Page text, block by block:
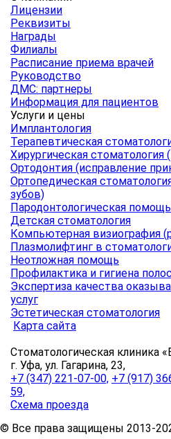
Лицензии
Реквизиты
Награды
Филиалы
Расписание приема врачей
Руководство
ДМС: партнеры
Информация для пациентов
Услуги и цены
Имплантология
Терапевтическая
Хирургическая
Ортодонтия (исправление
Ортопедическая
зубов)
Пародонтологическая
Детская стоматология
Компьютерная визиография
Плазмолифтинг в
Неотложная помощь
Профилактика и гигиена
Экспертиза качества
услуг
Эстетическая стоматология
Карта сайта
Стоматологическая клиника
г. Уфа, ул. Гагарина, 23,
+7 (347) 221-07-00, +7 (917)
59,
Схема проезда
© Все права защищены 2013-